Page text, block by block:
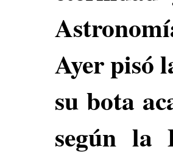
Ayer pisó
su bota
según la